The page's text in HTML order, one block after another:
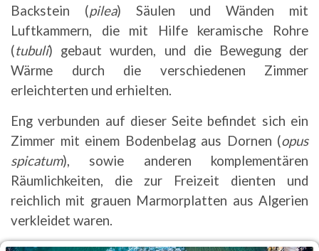
Backstein (pilea) Säulen und Wänden mit
Luftkammern, die mit Hilfe keramische Rohre
(tubuli) gebaut wurden, und die Bewegung der
Wärme durch die verschiedenen Zimmer
erleichterten und erhielten.
Eng verbunden auf dieser Seite befindet sich ein
Zimmer mit einem Bodenbelag aus Dornen (opus
spicatum), sowie anderen komplementären
Räumlichkeiten, die zur Freizeit dienten und
reichlich mit grauen Marmorplatten aus Algerien
verkleidet waren.